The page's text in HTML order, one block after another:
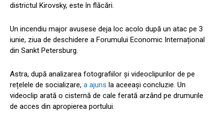
districtul Kirovsky, este în flăcări.
Un incendiu major avusese deja loc acolo după un atac pe 3
iunie, ziua de deschidere a Forumului Economic Internațional
din Sankt Petersburg.
Astra, după analizarea fotografiilor și videoclipurilor de pe
rețelele de socializare, a ajuns la aceeași concluzie. Un
videoclip arată o cisternă de cale ferată arzând pe drumurile
de acces din apropierea portului.